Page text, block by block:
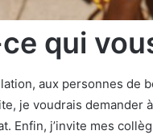
ce qui
aux personnes
je voudrais demander
Enfin, j’invite mes